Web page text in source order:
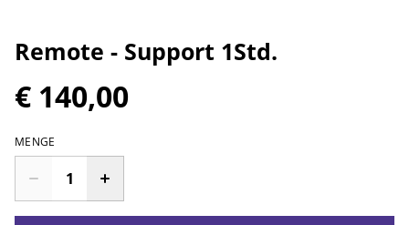
Remote - Support 1Std.
€ 140,00
MENGE